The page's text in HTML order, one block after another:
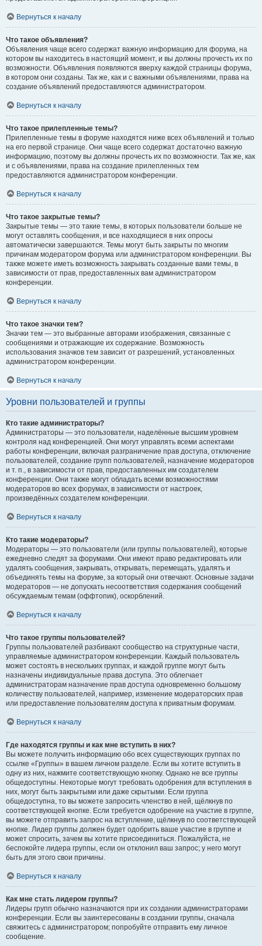
Вернуться к началу
Что такое объявления?
Объявления чаще всего содержат важную информацию для форума, на
котором вы находитесь в настоящий момент, и вы должны прочесть их по
возможности. Объявления появляются вверху каждой страницы форума,
в котором они созданы. Так же, как и с важными объявлениями, права на
создание объявлений предоставляются администратором.
Вернуться к началу
Что такое прилепленные темы?
Прилепленные темы в форуме находятся ниже всех объявлений и только
на его первой странице. Они чаще всего содержат достаточно важную
информацию, поэтому вы должны прочесть их по возможности. Так же, как
и с объявлениями, права на создание прилепленных тем
предоставляются администратором конференции.
Вернуться к началу
Что такое закрытые темы?
Закрытые темы — это такие темы, в которых пользователи больше не
могут оставлять сообщения, и все находящиеся в них опросы
автоматически завершаются. Темы могут быть закрыты по многим
причинам модератором форума или администратором конференции. Вы
также можете иметь возможность закрывать созданные вами темы, в
зависимости от прав, предоставленных вам администратором
конференции.
Вернуться к началу
Что такое значки тем?
Значки тем — это выбранные авторами изображения, связанные с
сообщениями и отражающие их содержание. Возможность
использования значков тем зависит от разрешений, установленных
администратором конференции.
Вернуться к началу
Уровни пользователей и группы
Кто такие администраторы?
Администраторы — это пользователи, наделённые высшим уровнем
контроля над конференцией. Они могут управлять всеми аспектами
работы конференции, включая разграничение прав доступа, отключение
пользователей, создание групп пользователей, назначение модераторов
и т. п., в зависимости от прав, предоставленных им создателем
конференции. Они также могут обладать всеми возможностями
модераторов во всех форумах, в зависимости от настроек,
произведённых создателем конференции.
Вернуться к началу
Кто такие модераторы?
Модераторы — это пользователи (или группы пользователей), которые
ежедневно следят за форумами. Они имеют право редактировать или
удалять сообщения, закрывать, открывать, перемещать, удалять и
объединять темы на форуме, за который они отвечают. Основные задачи
модераторов — не допускать несоответствия содержания сообщений
обсуждаемым темам (оффтопик), оскорблений.
Вернуться к началу
Что такое группы пользователей?
Группы пользователей разбивают сообщество на структурные части,
управляемые администратором конференции. Каждый пользователь
может состоять в нескольких группах, и каждой группе могут быть
назначены индивидуальные права доступа. Это облегчает
администраторам назначение прав доступа одновременно большому
количеству пользователей, например, изменение модераторских прав
или предоставление пользователям доступа к приватным форумам.
Вернуться к началу
Где находятся группы и как мне вступить в них?
Вы можете получить информацию обо всех существующих группах по
ссылке «Группы» в вашем личном разделе. Если вы хотите вступить в
одну из них, нажмите соответствующую кнопку. Однако не все группы
общедоступны. Некоторые могут требовать одобрения для вступления в
них, могут быть закрытыми или даже скрытыми. Если группа
общедоступна, то вы можете запросить членство в ней, щёлкнув по
соответствующей кнопке. Если требуется одобрение на участие в группе,
вы можете отправить запрос на вступление, щёлкнув по соответствующей
кнопке. Лидер группы должен будет одобрить ваше участие в группе и
может спросить, зачем вы хотите присоединиться. Пожалуйста, не
беспокойте лидера группы, если он отклонил ваш запрос; у него могут
быть для этого свои причины.
Вернуться к началу
Как мне стать лидером группы?
Лидеры групп обычно назначаются при их создании администраторами
конференции. Если вы заинтересованы в создании группы, сначала
свяжитесь с администратором; попробуйте отправить ему личное
сообщение.